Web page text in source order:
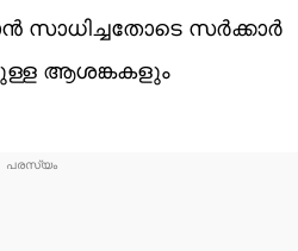
സാധിച്ചതോടെ സർക്കാർ
ആശങ്കകളും